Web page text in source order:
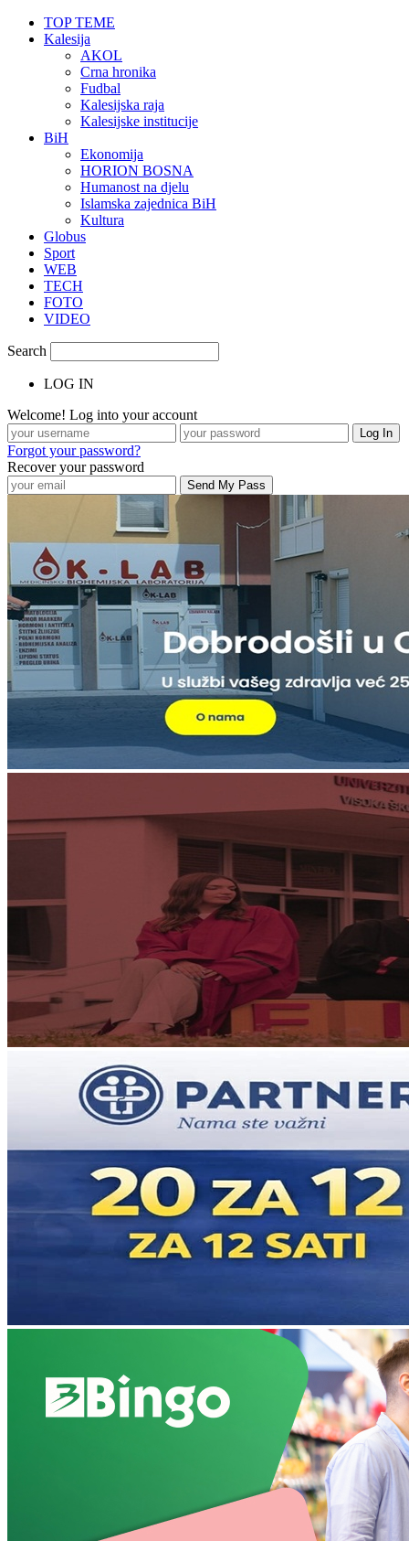
TOP TEME
Kalesija
AKOL
Crna hronika
Fudbal
Kalesijska raja
Kalesijske institucije
BiH
Ekonomija
HORION BOSNA
Humanost na djelu
Islamska zajednica BiH
Kultura
Globus
Sport
WEB
TECH
FOTO
VIDEO
Search
LOG IN
Welcome! Log into your account
Forgot your password?
Recover your password